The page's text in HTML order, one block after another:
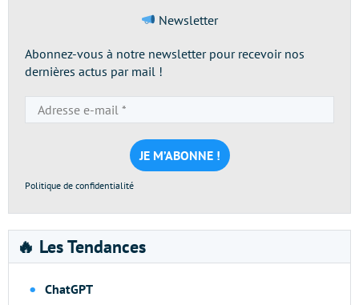
Newsletter
Abonnez-vous à notre newsletter pour recevoir nos
dernières actus par mail !
e-
mail
*
Politique de confidentialité
🔥 Les Tendances
ChatGPT